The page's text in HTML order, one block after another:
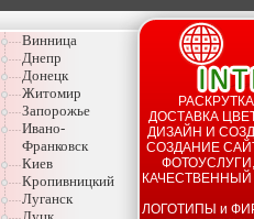
Винница
Днепр
Донецк
Житомир
Запорожье
Ивано-
Франковск
Киев
Кропивницкий
Луганск
ДОСТАВКА
ДИЗАЙН И
СОЗДАНИЕ
ЛОГОТИПЫ и